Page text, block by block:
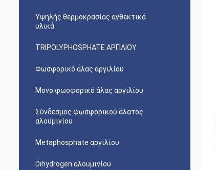
Υψηλής θερμοκρασίας ανθεκτικά
υλικά
TRIPOLYPHOSPHATE ΑΡΓΙΛΙΟΥ
Φωσφορικό άλας αργιλίου
Μονο φωσφορικό άλας αργιλίου
Σύνδεσμος φωσφορικού άλατος
αλουμινίου
Metaphosphate αργιλίου
Dihydrogen αλουμινίου